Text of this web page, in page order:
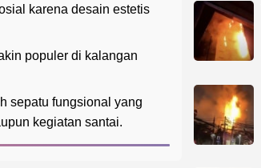
karena desain estetis
populer di kalangan
sepatu fungsional yang
kegiatan santai.